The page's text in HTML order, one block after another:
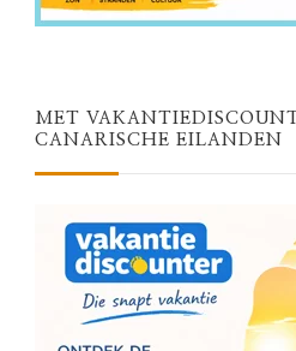
MET
CANARISCHE EILANDEN